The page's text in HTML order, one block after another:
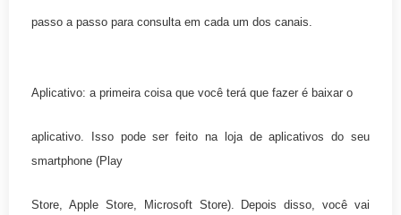
passo a passo para consulta em cada um dos canais.
Aplicativo: a primeira coisa que você terá que fazer é baixar o
aplicativo. Isso pode ser feito na loja de aplicativos do seu
smartphone (Play
Store, Apple Store, Microsoft Store). Depois disso, você vai